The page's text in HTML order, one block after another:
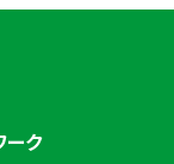
ーク